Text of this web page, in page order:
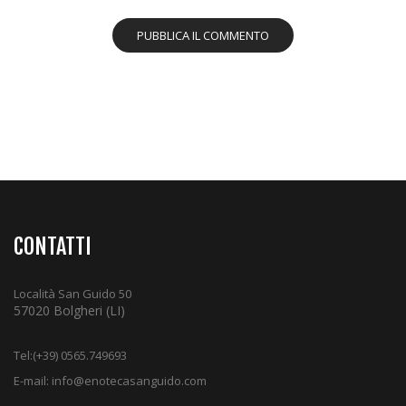
CONTATTI
Località San Guido 50
57020 Bolgheri (LI)
Tel:(+39) 0565.749693
E-mail: info@enotecasanguido.com